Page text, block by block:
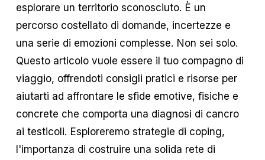
esplorare un territorio sconosciuto. È un
percorso costellato di domande, incertezze e
una serie di emozioni complesse. Non sei solo.
Questo articolo vuole essere il tuo compagno di
viaggio, offrendoti consigli pratici e risorse per
aiutarti ad affrontare le sfide emotive, fisiche e
concrete che comporta una diagnosi di cancro
ai testicoli. Esploreremo strategie di coping,
l'importanza di costruire una solida rete di